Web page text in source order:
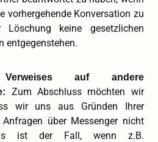
vorhergehende Konversation zu
keine gesetzlichen
entgegenstehen.
auf andere
Zum Abschluss möchten wir
wir uns aus Gründen Ihrer
über Messenger nicht
ist der Fall, wenn z.B.